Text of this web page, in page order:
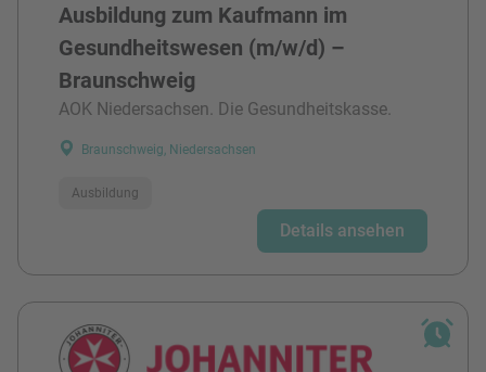
Ausbildung zum Kaufmann im
Gesundheitswesen (m/w/d) –
Braunschweig
AOK Niedersachsen. Die Gesundheitskasse.
Braunschweig, Niedersachsen
Ausbildung
Details ansehen